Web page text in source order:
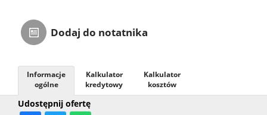
Dodaj do notatnika
Udostępnij ofertę
Informacje
ogólne
Kalkulator
kredytowy
Kalkulator
kosztów